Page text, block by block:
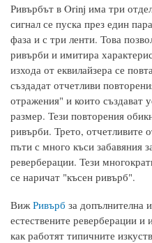
Ривърбът в Orinj има три
сигнал се пуска през един
фаза и с три ленти. Това
ривърби и имитира
изхода от еквилайзера се
създадат отчетливи
отражения" и които създават
размер. Тези повторения
ривърби. Трето, отчетливите
пъти с много къси забавяния
реверберации. Тези
се наричат "късен ривърб".
Виж Ривърб за допълнителна
естествените реверберации и
как работят типичните